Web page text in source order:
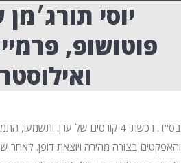
יוסי
פוטושופ,
בס"ד. רכשתי 4 קורסים של ערן.
והאפקטים בצורה מהירה ויוצאת דופן. לאחר